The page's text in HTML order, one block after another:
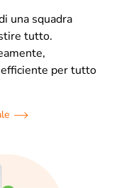
una squadra
tutto.
per tutto